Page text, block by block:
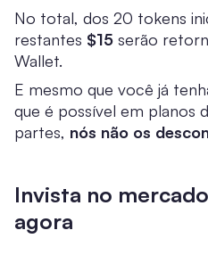
No total, dos 20 tokens
restantes $15 serão
Wallet.
E mesmo que você já
que é possível em planos
partes, nós não os
Invista no
agora